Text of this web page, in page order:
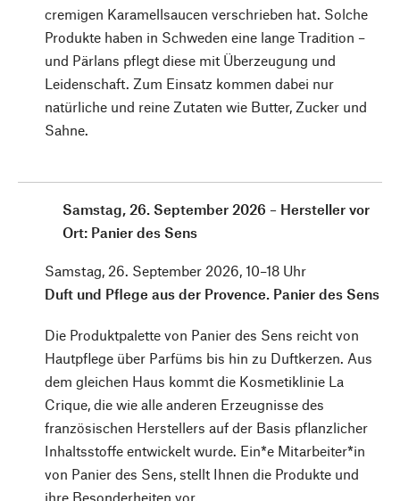
cremigen Karamellsaucen verschrieben hat. Solche
Produkte haben in Schweden eine lange Tradition –
und Pärlans pflegt diese mit Überzeugung und
Leidenschaft. Zum Einsatz kommen dabei nur
natürliche und reine Zutaten wie Butter, Zucker und
Sahne.
Samstag, 26. September 2026 – Hersteller vor
Ort: Panier des Sens
Samstag, 26. September 2026, 10–18 Uhr
Duft und Pflege aus der ­Provence. Panier des Sens
Die Produktpalette von Panier des Sens reicht von
Hautpflege über Parfüms bis hin zu Duftkerzen. Aus
dem gleichen Haus kommt die Kosmetiklinie La
Crique, die wie alle anderen Erzeugnisse des
französischen Herstellers auf der Basis pflanzlicher
Inhaltsstoffe entwickelt wurde. Ein*e Mitarbeiter*in
von Panier des Sens, stellt Ihnen die Produkte und
ihre Besonderheiten vor.